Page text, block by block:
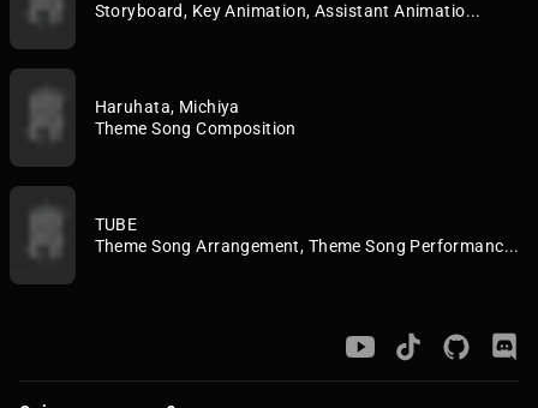
Storyboard, Key Animation, Assistant Animatio...
Haruhata, Michiya
Theme Song Composition
TUBE
Theme Song Arrangement, Theme Song Performanc...